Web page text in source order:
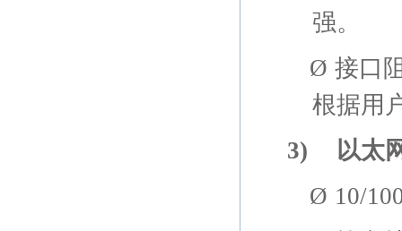
强。
Ø 接口
根据用
3)
以太
Ø 10/